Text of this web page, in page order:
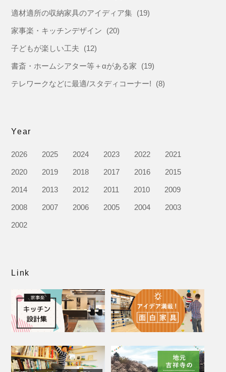
適材適所の収納家具のアイディア集 (19)
家事楽・キッチンデザイン (20)
子どもが楽しい工夫 (12)
書斎・ホームシアター等＋αがある家 (19)
テレワークなどに最適/スタディコーナー! (8)
Year
2026 2025 2024 2023 2022 2021
2020 2019 2018 2017 2016 2015
2014 2013 2012 2011 2010 2009
2008 2007 2006 2005 2004 2003
2002
Link